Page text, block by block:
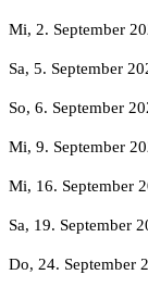
Mi, 2. September
Sa, 5. September
So, 6. September
Mi, 9. September
Mi, 16. September
Sa, 19. September
Do, 24. September